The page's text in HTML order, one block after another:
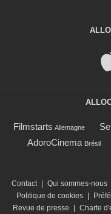
Filmstarts Allemagne
AdoroCinema Brésil
Contact Qui sommes-nous
Politique de cookies
Revue de presse
Charte